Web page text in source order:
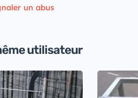
un abus
utilisateur